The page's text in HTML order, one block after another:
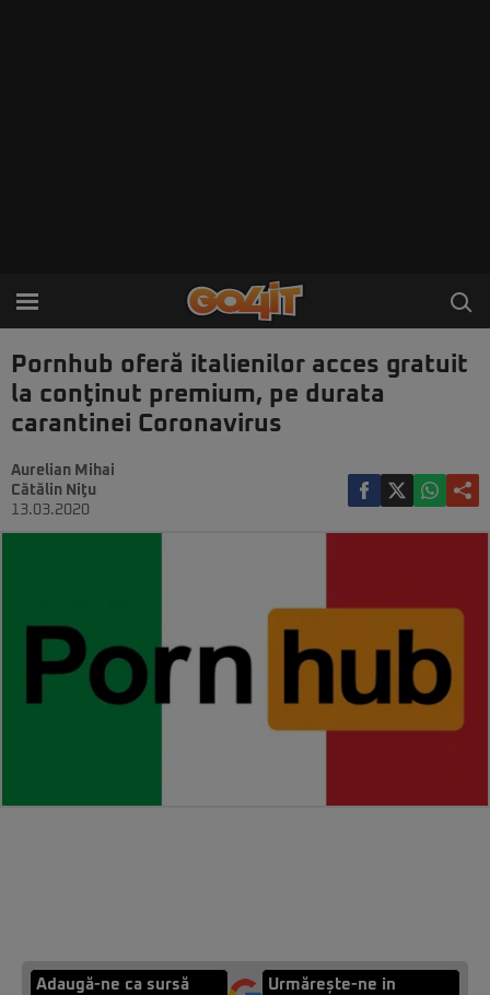
Pornhub oferă italienilor acces gratuit
la conţinut premium, pe durata
carantinei Coronavirus
Aurelian Mihai
Cătălin Niţu
13.03.2020
Adaugă-ne ca sursă
Urmărește-ne in